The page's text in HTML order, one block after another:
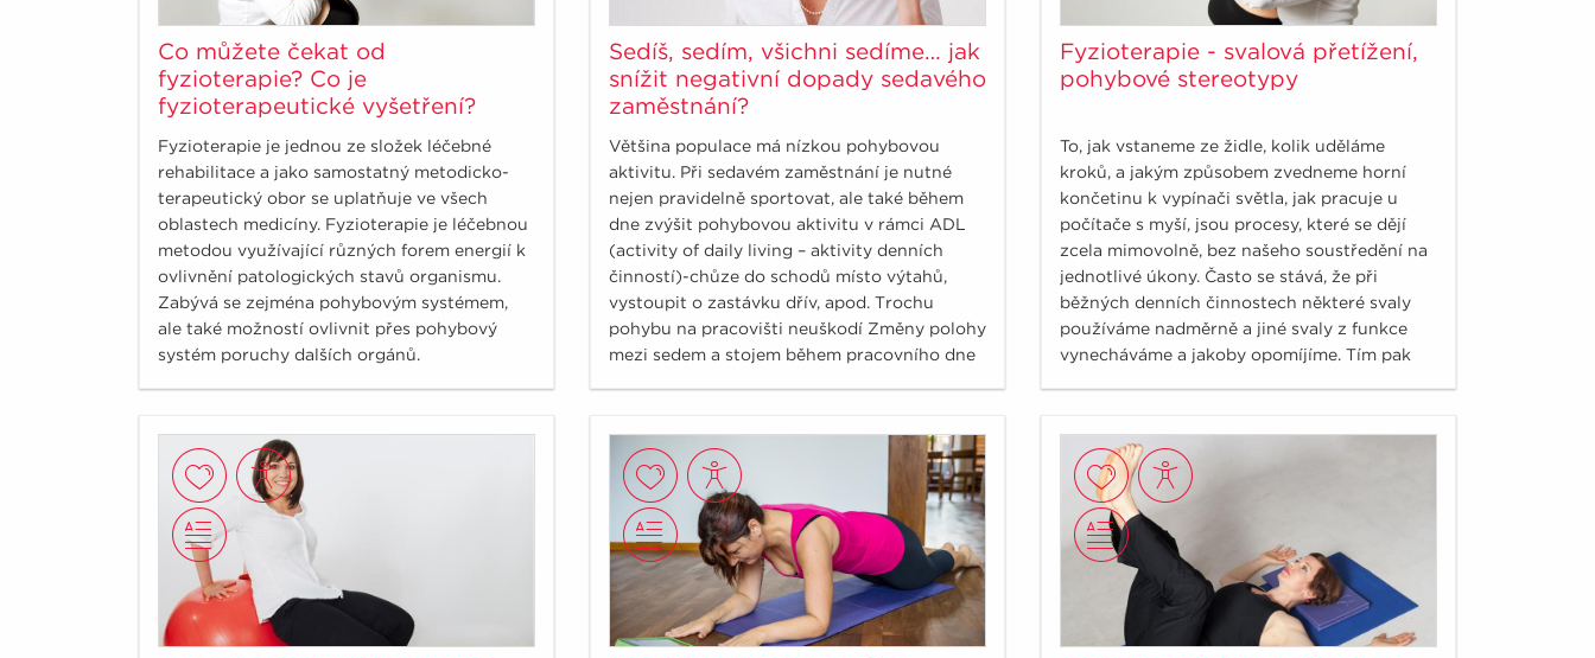
Co můžete čekat od
fyzioterapie? Co je
fyzioterapeutické vyšetření?
Fyzioterapie je jednou ze složek léčebné
rehabilitace a jako samostatný metodicko-
terapeutický obor se uplatňuje ve všech
oblastech medicíny. Fyzioterapie je léčebnou
metodou využívající různých forem energií k
ovlivnění patologických stavů organismu.
Zabývá se zejména pohybovým systémem,
ale také možností ovlivnit přes pohybový
systém poruchy dalších orgánů.
Sedíš, sedím, všichni sedíme… jak
snížit negativní dopady sedavého
zaměstnání?
Většina populace má nízkou pohybovou
aktivitu. Při sedavém zaměstnání je nutné
nejen pravidelně sportovat, ale také během
dne zvýšit pohybovou aktivitu v rámci ADL
(activity of daily living – aktivity denních
činností)-chůze do schodů místo výtahů,
vystoupit o zastávku dřív, apod. Trochu
pohybu na pracovišti neuškodí Změny polohy
mezi sedem a stojem během pracovního dne
Fyzioterapie - svalová přetížení,
pohybové stereotypy
To, jak vstaneme ze židle, kolik uděláme
kroků, a jakým způsobem zvedneme horní
končetinu k vypínači světla, jak pracuje u
počítače s myší, jsou procesy, které se dějí
zcela mimovolně, bez našeho soustředění na
jednotlivé úkony. Často se stává, že při
běžných denních činnostech některé svaly
používáme nadměrně a jiné svaly z funkce
vynecháváme a jakoby opomíjíme. Tím pak
strukturální změny.